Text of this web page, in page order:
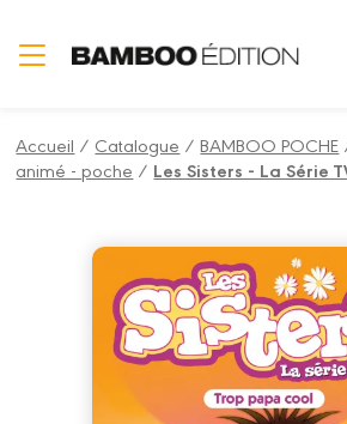
Accueil / Catalogue /BAMBOO POCHE
animé - poche / Les Sisters - La Série